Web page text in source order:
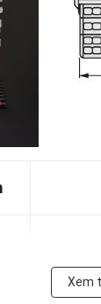
3S-08,
Xem